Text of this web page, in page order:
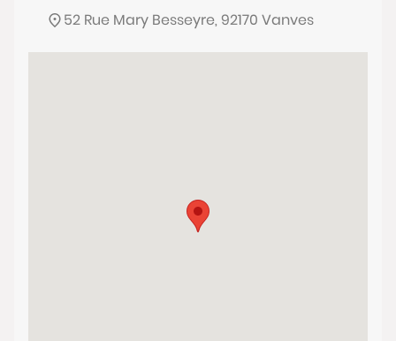
52 Rue Mary Besseyre, 92170 Vanves